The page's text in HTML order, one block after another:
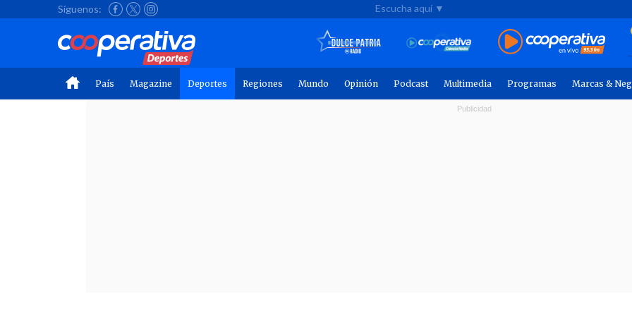
Síguenos: Escucha aquí ▼
País Magazine Deportes Regiones Mundo Opinión Podcast Multimedia Programas Marcas &